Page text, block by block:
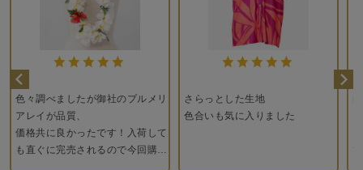
色々調べましたが御社のプルメリ
アレイが品質、
価格共に良かったです！入荷して
も直ぐに完売されるので今回購入
さらっとした生地
色合いも気に入りました